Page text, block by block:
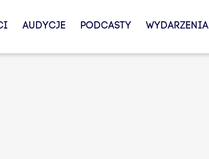
AUDYCJE PODCASTY WYDARZENIA